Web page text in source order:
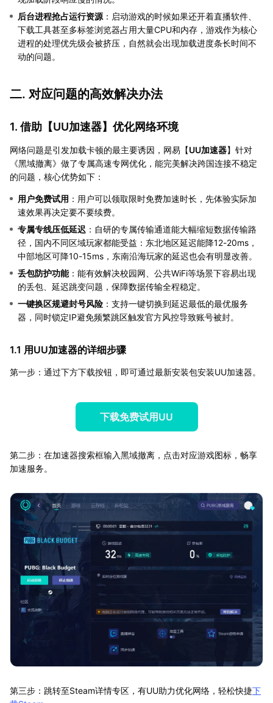
后台进程抢占运行资源 ：启动游戏的时候如果还开着直播软件、
下载工具甚至多标签浏览器占用大量CPU和内存，游戏作为核心
进程的处理优先级会被挤压，自然就会出现加载进度条长时间不
动的问题。
二. 对应问题的高效解决办法
1. 借助【UU加速器】优化网络环境
网络问题是引发加载卡顿的最主要诱因，网易【UU加速器】针对
《黑域撤离》做了专属高速专网优化，能完美解决跨国连接不稳定
的问题，核心优势如下：
用户免费试用 ：用户可以领取限时免费加速时长，先体验实际加
速效果再决定要不要续费。
专属专线压低延迟 ：自研的专属传输通道能大幅缩短数据传输路
径，国内不同区域玩家都能受益：东北地区延迟能降12-20ms，
中部地区可降10-15ms，东南沿海玩家的延迟也会有明显改善。
丢包防护功能：能有效解决校园网、公共WiFi等场景下容易出现
的丢包、延迟跳变问题，保障数据传输全程稳定。
一键换区规避封号风险 ：支持一键切换到延迟最低的最优服务
器，同时锁定IP避免频繁跳区触发官方风控导致账号被封。
1.1 用UU加速器的详细步骤
第一步：通过下方下载按钮，即可通过最新安装包安装UU加速器。
下载免费试用UU
第二步：在加速器搜索框输入黑域撤离，点击对应游戏图标，畅享
加速服务。
第三步：跳转至Steam详情专区，有UU助力优化网络，轻松快捷下